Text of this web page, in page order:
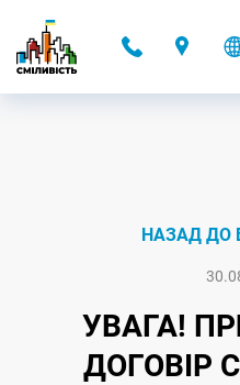
НАЗАД ДО
УВАГА!
ДОГОВІР